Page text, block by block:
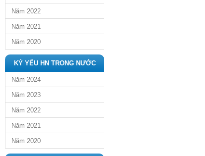
Năm 2022
Năm 2021
Năm 2020
KỶ YẾU HN TRONG NƯỚC
Năm 2024
Năm 2023
Năm 2022
Năm 2021
Năm 2020